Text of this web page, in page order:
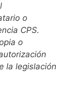
o
CPS.
o
la legislación